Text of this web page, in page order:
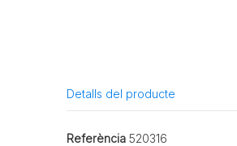
Detalls del producte
Referència 520316